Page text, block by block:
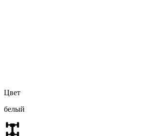
Цвет
белый